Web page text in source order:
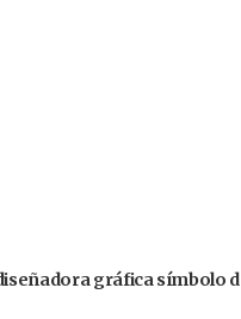
gráfica símbolo